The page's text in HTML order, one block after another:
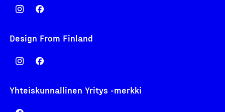
Design From Finland
Yhteiskunnallinen Yritys -merkki